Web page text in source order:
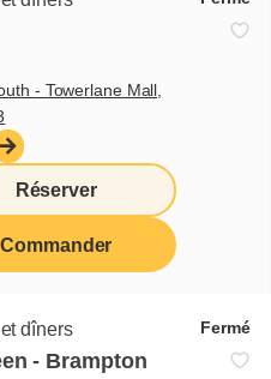
- Towerlane Mall,
Réserver
Commander
dîners Fermé
- Brampton